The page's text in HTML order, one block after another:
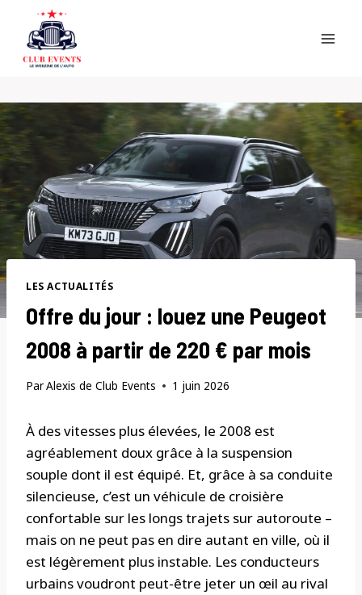
content
LES ACTUALITÉS
Offre du jour : louez une Peugeot
2008 à partir de 220 € par mois
ParAlexis de Club Events 1 juin 2026
À des vitesses plus élevées, le 2008 est
agréablement doux grâce à la suspension
souple dont il est équipé. Et, grâce à sa conduite
silencieuse, c’est un véhicule de croisière
confortable sur les longs trajets sur autoroute –
mais on ne peut pas en dire autant en ville, où il
est légèrement plus instable. Les conducteurs
urbains voudront peut-être jeter un œil au rival